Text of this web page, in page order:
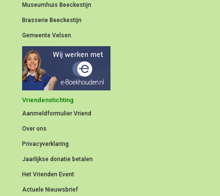
Museumhuis Beeckestijn
Brasserie Beeckestijn
Gemeente Velsen
Vriendenstichting
Aanmeldformulier Vriend
Over ons
Privacyverklaring
Jaarlijkse donatie betalen
Het Vrienden Event
Actuele Nieuwsbrief